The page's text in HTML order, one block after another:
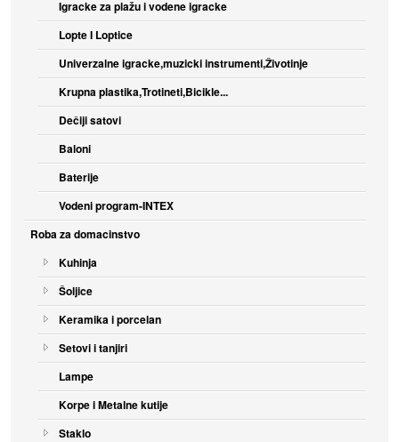
Igracke za plažu i vodene igracke
Lopte I Loptice
Univerzalne igracke,muzicki instrumenti,Životinje
Krupna plastika,Trotineti,Bicikle...
Dečiji satovi
Baloni
Baterije
Vodeni program-INTEX
Roba za domacinstvo
Kuhinja
Šoljice
Keramika i porcelan
Setovi i tanjiri
Lampe
Korpe i Metalne kutije
Staklo